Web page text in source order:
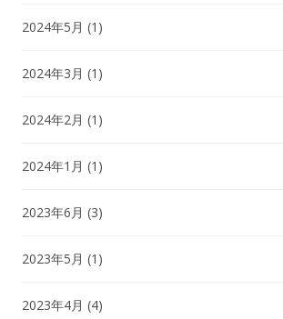
2024年5月 (1)
2024年3月 (1)
2024年2月 (1)
2024年1月 (1)
2023年6月 (3)
2023年5月 (1)
2023年4月 (4)